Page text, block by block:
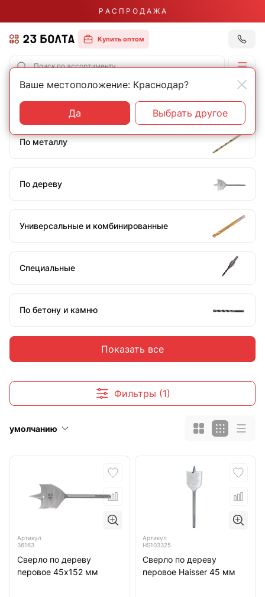
Р А С П Р О Д А Ж А
Купить оптом
Главная Оснастка Сверла
Сверла 45 мм
По металлу
По дереву
Универсальные и комбинированные
Специальные
По бетону и камню
Аксессуары и комплектующие
Показать все
Фильтры (1)
умолчанию
Артикул
36163
Сверло по дереву
перовое 45х152 мм
Артикул
HS103325
Сверло по дереву
перовое Haisser 45 мм
Ваше местоположение: Краснодар?
Да Выбрать другое